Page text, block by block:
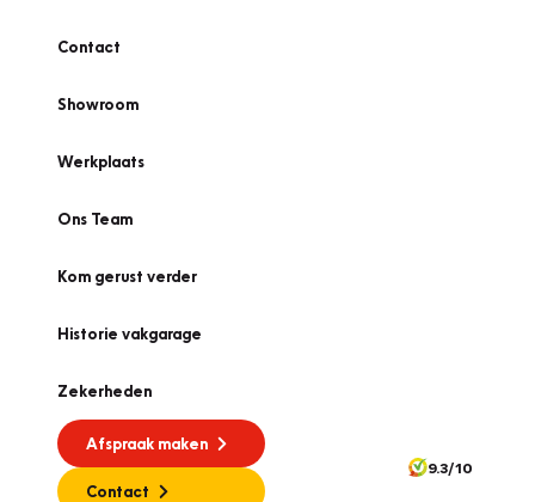
Contact
Showroom
Werkplaats
Ons Team
Kom gerust verder
Historie vakgarage
Zekerheden
Afspraak maken
Contact
9.3/10